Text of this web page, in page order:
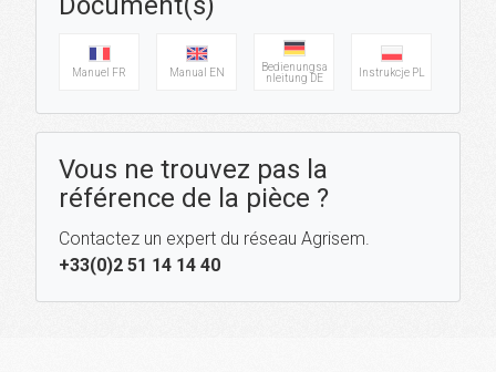
Manuel FR Manual EN
Bedienungsa
nleitung DE
Instrukcje PL
Vous ne trouvez pas la
référence de la pièce ?
Contactez un expert du réseau Agrisem.
+33(0)2 51 14 14 40